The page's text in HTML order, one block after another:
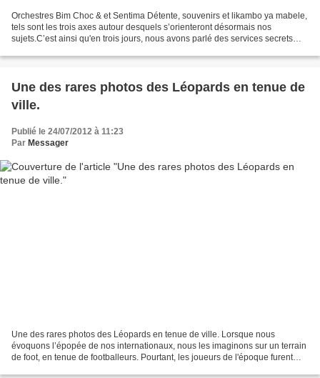
Orchestres Bim Choc & et Sentima Détente, souvenirs et likambo ya mabele,
tels sont les trois axes autour desquels s’orienteront désormais nos
sujets.C’est ainsi qu'en trois jours, nous avons parlé des services secrets
Une des rares photos des Léopards en tenue de
ville.
Publié le 24/07/2012 à 11:23
Par Messager
Une des rares photos des Léopards en tenue de ville. Lorsque nous
évoquons l’épopée de nos internationaux, nous les imaginons sur un terrain
de foot, en tenue de footballeurs. Pourtant, les joueurs de l'époque furent